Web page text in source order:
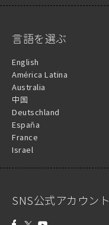
言語を選ぶ
English
América Latina
Australia
中国
Deutschland
España
France
Israel
SNS公式アカウント